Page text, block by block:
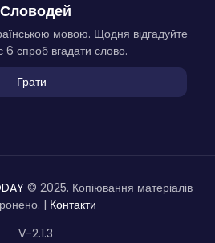
Словодей
мовою. Щодня відгадуйте
6 спроб вгадати слово.
Грати
© 2025. Копіювання матеріалів
| Контакти
V-2.1.3